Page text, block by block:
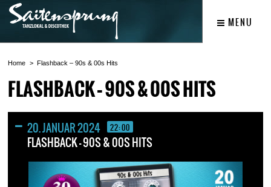
MENU
Home Flashback – 90s & 00s Hits
FLASHBACK – 90S & 00S HITS
20. JANUAR 2024 22:00
FLASHBACK – 90S & 00S HITS